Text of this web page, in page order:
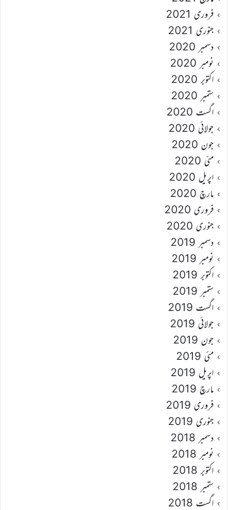
فروری 2021
جنوری 2021
دسمبر 2020
نومبر 2020
اکتوبر 2020
ستمبر 2020
اگست 2020
جولائی 2020
جون 2020
مئی 2020
اپریل 2020
مارچ 2020
فروری 2020
جنوری 2020
دسمبر 2019
نومبر 2019
اکتوبر 2019
ستمبر 2019
اگست 2019
جولائی 2019
جون 2019
مئی 2019
اپریل 2019
مارچ 2019
فروری 2019
جنوری 2019
دسمبر 2018
نومبر 2018
اکتوبر 2018
ستمبر 2018
اگست 2018